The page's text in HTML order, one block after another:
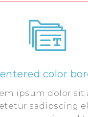
color
ipsum dolor sit
sadipscing